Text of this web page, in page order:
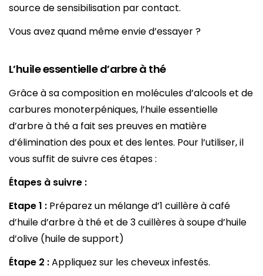
source de sensibilisation par contact.
Vous avez quand même envie d’essayer ?
L’huile essentielle d’arbre à thé
Grâce à sa composition en molécules d’alcools et de
carbures monoterpéniques, l’huile essentielle
d’arbre à thé a fait ses preuves en matière
d’élimination des poux et des lentes. Pour l’utiliser, il
vous suffit de suivre ces étapes :
Étapes à suivre :
Etape 1 : Préparez un mélange d’1 cuillère à café
d’huile d’arbre à thé et de 3 cuillères à soupe d’huile
d’olive (huile de support)
Étape 2 :Appliquez sur les cheveux infestés.